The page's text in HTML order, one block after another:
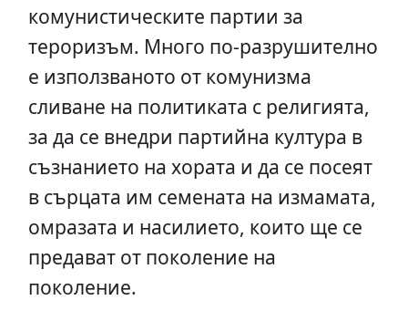
комунистическите партии за
тероризъм. Много по-разрушително
е използваното от комунизма
сливане на политиката с религията,
за да се внедри партийна култура в
съзнанието на хората и да се посеят
в сърцата им семената на измамата,
омразата и насилието, които ще се
предават от поколение на
поколение.